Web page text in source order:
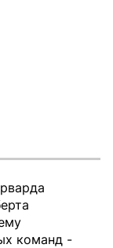
команд -